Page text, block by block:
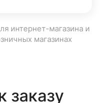
интернет-магазина и
магазинах
заказу